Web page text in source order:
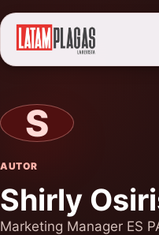
S
AUTOR
Shirly
Marketing Manager ES